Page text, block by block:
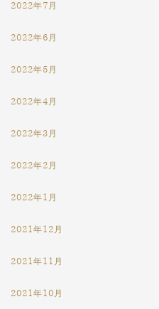
2022年7月
2022年6月
2022年5月
2022年4月
2022年3月
2022年2月
2022年1月
2021年12月
2021年11月
2021年10月